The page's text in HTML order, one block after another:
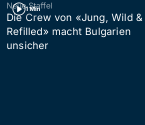
1 Min
Neue Staffel
Die Crew von «Jung, Wild &
Refilled» macht Bulgarien
unsicher